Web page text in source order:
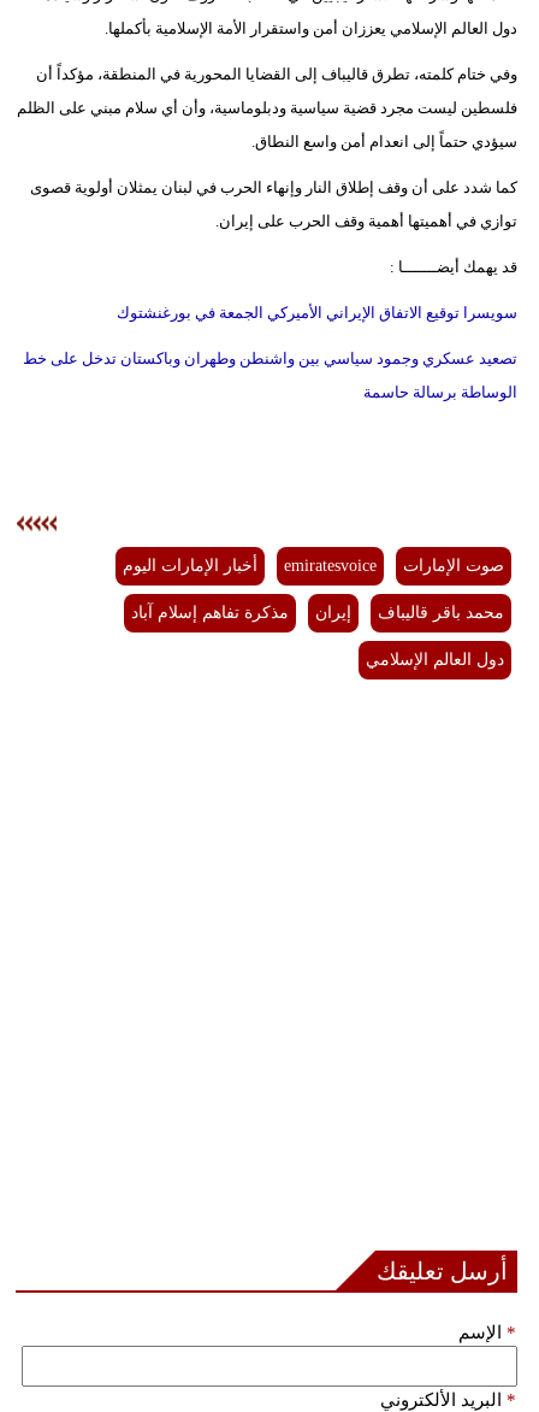
دول العالم الإسلامي يعززان أمن واستقرار الأمة الإسلامية بأكملها.
وفي ختام كلمته، تطرق قاليباف إلى القضايا المحورية في المنطقة، مؤكداً أن
فلسطين ليست مجرد قضية سياسية ودبلوماسية، وأن أي سلام مبني على الظلم
سيؤدي حتماً إلى انعدام أمن واسع النطاق.
كما شدد على أن وقف إطلاق النار وإنهاء الحرب في لبنان يمثلان أولوية قصوى
توازي في أهميتها أهمية وقف الحرب على إيران.
قد يهمك أيضـــــــا :
سويسرا توقيع الاتفاق الإيراني الأميركي الجمعة في بورغنشتوك
تصعيد عسكري وجمود سياسي بين واشنطن وطهران وباكستان تدخل على خط
الوساطة برسالة حاسمة
صوت الإمارات emiratesvoice أخبار الإمارات اليوم
محمد باقر قاليباف إيران مذكرة تفاهم إسلام آباد
دول العالم الإسلامي
أرسل تعليقك
الإسم *
البريد الألكتروني *